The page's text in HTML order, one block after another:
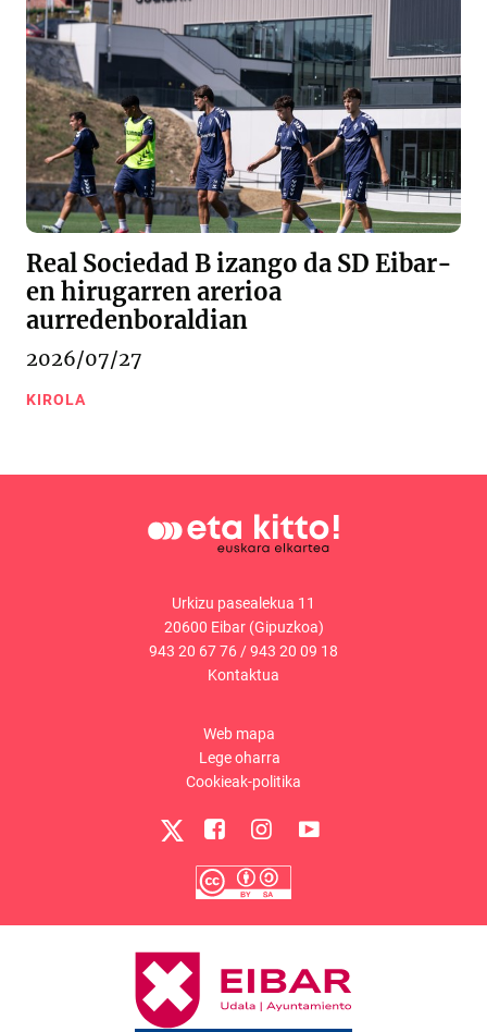
Real Sociedad B izango da SD Eibar-
en hirugarren arerioa
aurredenboraldian
2026/07/27
KIROLA
Urkizu pasealekua 11
20600 Eibar (Gipuzkoa)
943 20 67 76 /943 20 09 18
Kontaktua
Web mapa
Lege oharra
Cookieak-politika